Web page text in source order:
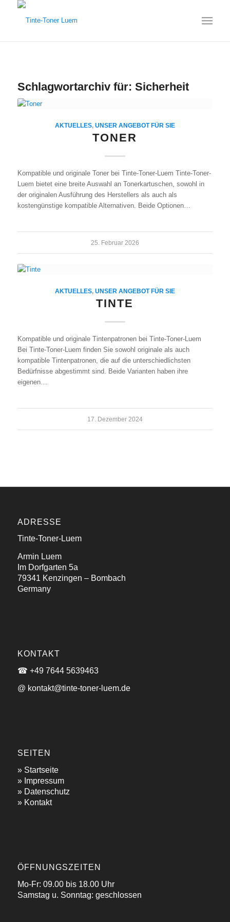
Schlagwortarchiv für: Sicherheit
AKTUELLES, UNSER ANGEBOT FÜR SIE
TONER
Kompatible und originale Toner bei Tinte-Toner-Luem Tinte-Toner-
Luem bietet eine breite Auswahl an Tonerkartuschen, sowohl in
der originalen Ausführung des Herstellers als auch als
kostengünstige kompatible Alternativen. Beide Optionen…
25. Februar 2026
AKTUELLES, UNSER ANGEBOT FÜR SIE
TINTE
Kompatible und originale Tintenpatronen bei Tinte-Toner-Luem
Bei Tinte-Toner-Luem finden Sie sowohl originale als auch
kompatible Tintenpatronen, die auf die unterschiedlichsten
Bedürfnisse abgestimmt sind. Beide Varianten haben ihre
eigenen…
17. Dezember 2024
ADRESSE
Tinte-Toner-Luem
Armin Luem
Im Dorfgarten 5a
79341 Kenzingen – Bombach
Germany
KONTAKT
☎ +49 7644 5639463
@ kontakt@tinte-toner-luem.de
SEITEN
» Startseite
» Impressum
» Datenschutz
» Kontakt
ÖFFNUNGSZEITEN
Mo-Fr: 09.00 bis 18.00 Uhr
Samstag u. Sonntag: geschlossen